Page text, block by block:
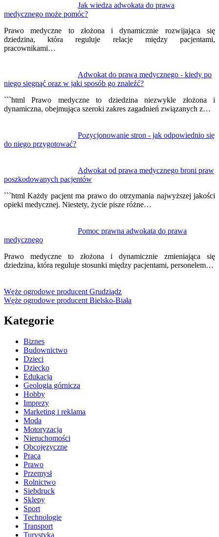
Jak wiedza adwokata do prawa
medycznego może pomóc?
Prawo medyczne to złożona i dynamicznie rozwijająca się
dziedzina, która reguluje relacje między pacjentami,
pracownikami…
Adwokat do prawa medycznego - kiedy po
niego sięgnąć oraz w jaki sposób go znaleźć?
```html Prawo medyczne to dziedzina niezwykle złożona i
dynamiczna, obejmująca szeroki zakres zagadnień związanych z…
Pozycjonowanie stron - jak odpowiednio się
do niego przygotować?
Adwokat od prawa medycznego broni praw
poszkodowanych pacjentów
```html Każdy pacjent ma prawo do otrzymania najwyższej jakości
opieki medycznej. Niestety, życie pisze różne…
Pomoc prawna adwokata do prawa
medycznego
Prawo medyczne to złożona i dynamicznie zmieniająca się
dziedzina, która reguluje stosunki między pacjentami, personelem…
wpisu
Węże ogrodowe producent Grudziądz
Węże ogrodowe producent Bielsko-Biała
Kategorie
Biznes
Budownictwo
Dzieci
Dziecko
Edukacja
Geologia górnicza
Hobby
Imprezy
Marketing i reklama
Moda
Motoryzacja
Nieruchomości
Obcojęzyczne
Praca
Prawo
Przemysł
Rolnictwo
Siebdruck
Sklepy
Sport
Technologie
Transport
Turystyka